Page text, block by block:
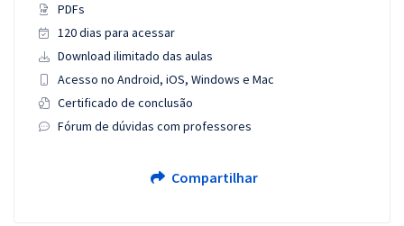
PDFs
120 dias para acessar
Download ilimitado das aulas
Acesso no Android, iOS, Windows e Mac
Certificado de conclusão
Fórum de dúvidas com professores
Compartilhar